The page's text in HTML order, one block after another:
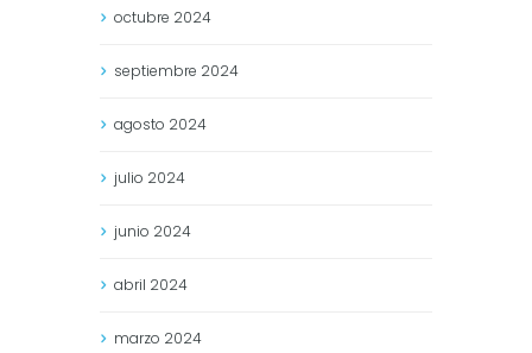
octubre 2024
septiembre 2024
agosto 2024
julio 2024
junio 2024
abril 2024
marzo 2024